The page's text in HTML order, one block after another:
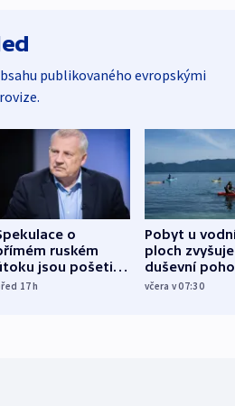
publikovaného evropskými
o
ruském
jsou pošetilé,
estonský
17h
Pobyt u
ploch zvyšuje
duševní
ukázala
včera v 07:30